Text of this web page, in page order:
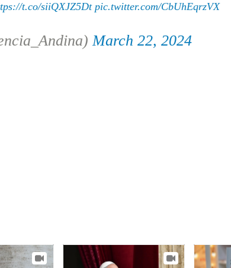
t.co/siiQXJZ5Dt pic.twitter.com/CbUhEqrzVX
March 22, 2024